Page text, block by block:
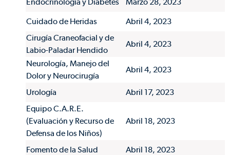
Cuidado de Heridas
Abril 4, 2023
Cirugía Craneofacial y de
Labio-Paladar Hendido
Abril 4, 2023
Neurología, Manejo del
Dolor y Neurocirugía
Abril 4, 2023
Urología
Abril 17, 2023
Equipo C.A.R.E.
(Evaluación y Recurso de
Defensa de los Niños)
Abril 18, 2023
Fomento de la Salud
Abril 18, 2023